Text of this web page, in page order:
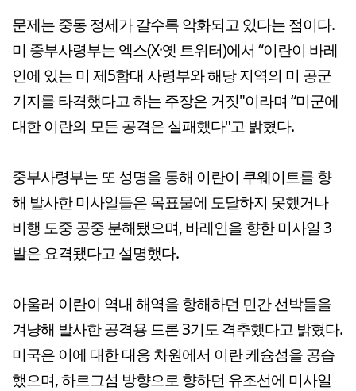
문제는 중동 정세가 갈수록 악화되고 있다는 점이다.
미 중부사령부는 엑스(X·옛 트위터)에서 “이란이 바레
인에 있는 미 제5함대 사령부와 해당 지역의 미 공군
기지를 타격했다고 하는 주장은 거짓"이라며 “미군에
대한 이란의 모든 공격은 실패했다"고 밝혔다.
중부사령부는 또 성명을 통해 이란이 쿠웨이트를 향
해 발사한 미사일들은 목표물에 도달하지 못했거나
비행 도중 공중 분해됐으며, 바레인을 향한 미사일 3
발은 요격됐다고 설명했다.
아울러 이란이 역내 해역을 항해하던 민간 선박들을
겨냥해 발사한 공격용 드론 3기도 격추했다고 밝혔다.
미국은 이에 대한 대응 차원에서 이란 케슘섬을 공습
했으며, 하르그섬 방향으로 향하던 유조선에 미사일